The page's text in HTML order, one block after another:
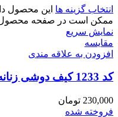
انتخاب گزینه ها این محصول
ممکن است در صفحه محصول
نمایش سریع
مقايسه
افزودن به علاقه مندی
کد 1233 کیف دوشی زنانه بغل زیپ
230,000 تومان
فروخته شده